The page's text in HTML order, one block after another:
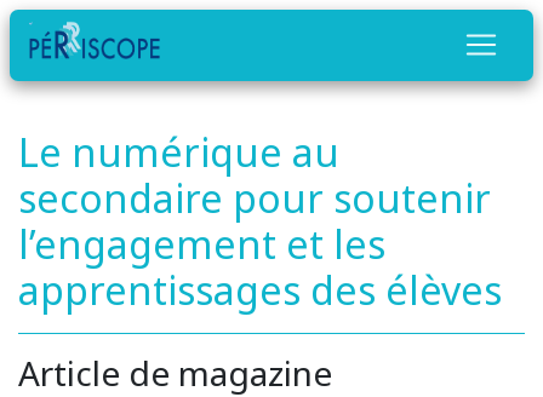
Le numérique au
secondaire pour soutenir
l’engagement et les
apprentissages des élèves
Article de magazine